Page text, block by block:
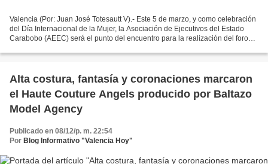
Valencia (Por: Juan José Totesautt V).- Este 5 de marzo, y como celebración
del Día Internacional de la Mujer, la Asociación de Ejecutivos del Estado
Carabobo (AEEC) será el punto del encuentro para la realización del foro
Alta costura, fantasía y coronaciones marcaron
el Haute Couture Angels producido por Baltazo
Model Agency
Publicado en 08/12/p. m. 22:54
Por Blog Informativo "Valencia Hoy"